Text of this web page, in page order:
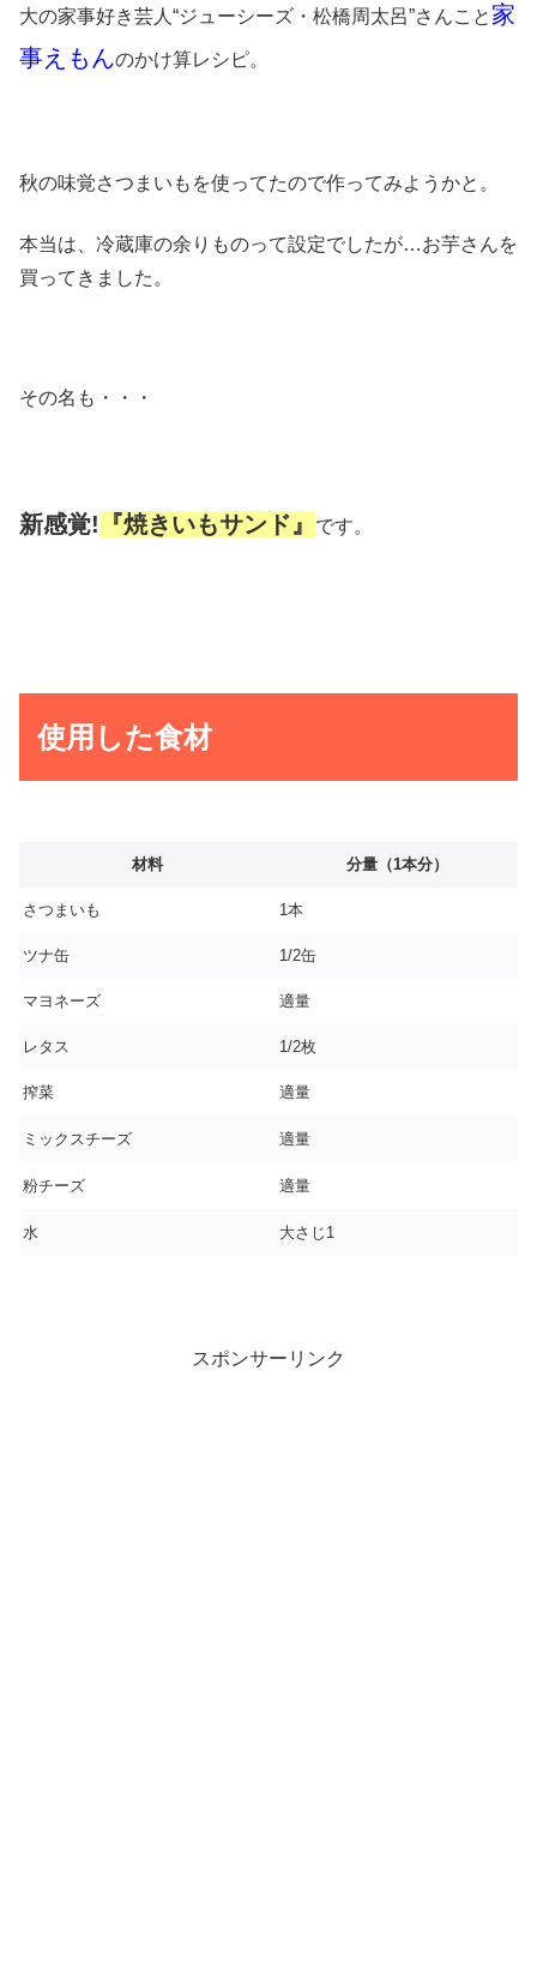
大の家事好き芸人“ジューシーズ・松橋周太呂”さんこと 家
事えもんのかけ算レシピ。
秋の味覚さつまいもを使ってたので作ってみようかと。
本当は、冷蔵庫の余りものって設定でしたが…お芋さんを
買ってきました。
その名も・・・
新感覚! 『焼きいもサンド』 です。
使用した食材
材料 分量（1本分）
さつまいも 1本
ツナ缶 1/2缶
マヨネーズ 適量
レタス 1/2枚
搾菜 適量
ミックスチーズ 適量
粉チーズ 適量
水 大さじ1
スポンサーリンク